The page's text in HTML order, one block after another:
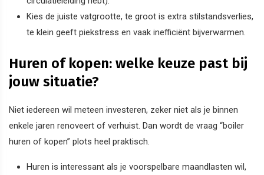
Kies de juiste vatgrootte, te groot is extra stilstandsverlies,
te klein geeft piekstress en vaak inefficiënt bijverwarmen.
Huren of kopen: welke keuze past bij
jouw situatie?
Niet iedereen wil meteen investeren, zeker niet als je binnen
enkele jaren renoveert of verhuist. Dan wordt de vraag “boiler
huren of kopen” plots heel praktisch.
Huren is interessant als je voorspelbare maandlasten wil,